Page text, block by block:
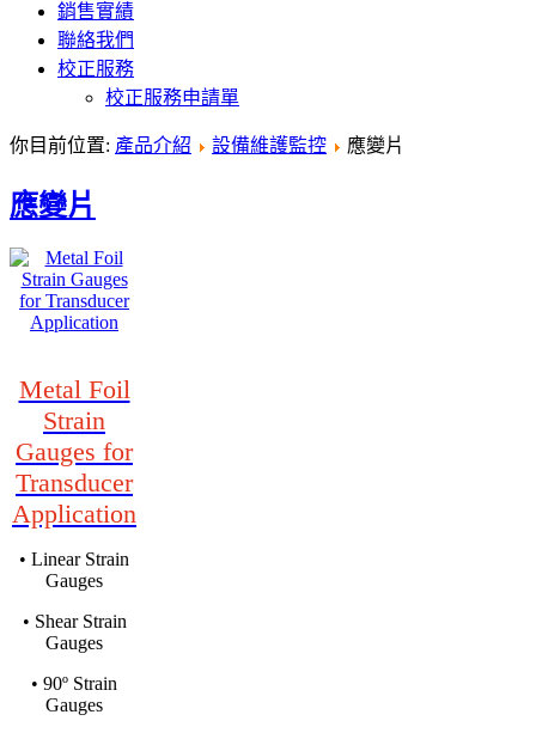
銷售實績
聯絡我們
校正服務
校正服務申請單
你目前位置: 產品介紹 設備維護監控 應變片
應變片
Metal Foil
Strain
Gauges for
Transducer
Application
• Linear Strain
Gauges
• Shear Strain
Gauges
• 90º Strain
Gauges